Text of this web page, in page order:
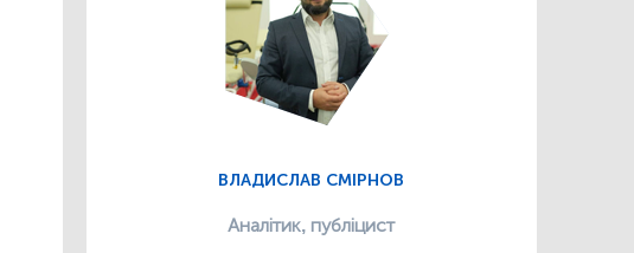
ВЛАДИСЛАВ СМІРНОВ
Аналітик, публіцист